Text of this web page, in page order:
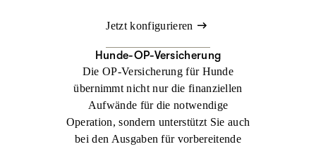
Jetzt konfigurieren
Hunde-OP-Versicherung
Die OP-Versicherung für Hunde
übernimmt nicht nur die finanziellen
Aufwände für die notwendige
Operation, sondern unterstützt Sie auch
bei den Ausgaben für vorbereitende